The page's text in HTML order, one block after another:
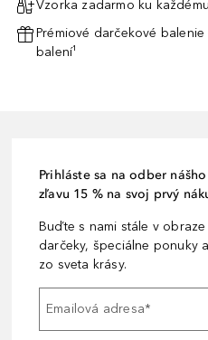
Vzorka zadarmo ku
Prémiové darčekové
balení¹
Prihláste sa na odber
zľavu 15 % na svoj prvý
Buďte s nami stále v
darčeky, špeciálne ponuky
zo sveta krásy.
Emailová adresa*